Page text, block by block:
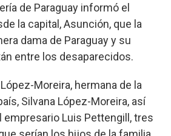
de Paraguay informó el
la capital, Asunción, que la
dama de Paraguay y su
entre los desaparecidos.
Moreira, hermana de la
Silvana López-Moreira, así
empresario Luis Pettengill, tres